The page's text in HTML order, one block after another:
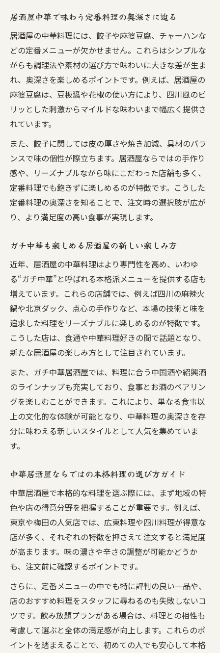
居酒屋で中華料理を楽しむための見極めポ
イント
本場風メニューと居酒屋中華の違いを味わう
居酒屋中華と本場中華の味わい方に違いは
本場風メニューと居酒屋ならではの中華料
理比較
中華居酒屋で本場の味を再現した一品の魅
居酒屋中華のアレンジと本場感の違いに注
中華料理の8大料理を居酒屋スタイルで体験
コスパ重視で選ぶ中華居酒屋の満足体験
コスパ抜群の居酒屋中華で満足度を高める
コスパ重視で選ぶ中華居酒屋のメリットを
紹介
居酒屋中華でお得に本場の味を楽しむ秘訣
リーズナブルに中華料理を満喫できる居酒
屋選び
満足感が高い居酒屋中華の注文ポイントま
とめ
居酒屋中華で味わう定番料理の奥深さに迫る
居酒屋の中華料理には、餃子や麻婆豆腐、チャーハンな
どの定番メニューが欠かせません。これらはシンプルな
がらも調理法や素材の選び方で味わいに大きな差が生ま
れ、奥深さを楽しめるポイントです。例えば、居酒屋の
麻婆豆腐は、豆板醤や花椒の使い方により、四川風のピ
リッとした刺激からマイルドな味わいまで幅広く提供さ
れています。
また、餃子に関しては皮の厚さや焼き加減、具材のバラ
ンスで味の個性が際立ちます。居酒屋ならではの手作り
感や、リーズナブルながら味にこだわった店舗も多く、
定番料理でも飽きずに楽しめるのが特徴です。こうした
定番料理の奥深さを知ることで、注文時の選択肢が広が
り、より満足度の高い食事が実現します。
ガチ中華も楽しめる居酒屋の新しい楽しみ方
近年、居酒屋の中華料理はより専門性を高め、いわゆ
る“ガチ中華”と呼ばれる本格派メニューを提供する店も
増えています。これらの店舗では、例えば四川の麻辣火
鍋や北京ダック、点心の手作りなど、本場の技術と味を
追求した料理をリーズナブルに楽しめるのが特徴です。
こうした店は、食通や中華料理好きの間で話題となり、
新たな居酒屋の楽しみ方として注目されています。
また、ガチ中華居酒屋では、料理に合う中国酒や紹興酒
のラインナップも充実しており、食事とお酒のペアリン
グを楽しむことができます。これにより、単なる食事以
上の文化的な体験が可能となり、中華料理の奥深さを存
分に味わえる新しいスタイルとして人気を集めていま
す。
中華居酒屋ならではの本格料理の選び方ガイド
中華居酒屋で本格的な料理を選ぶ際には、まず地域の特
色や店の得意分野を把握することが重要です。例えば、
東京や梅田の人気店では、広東料理や四川料理が得意な
店が多く、それぞれの特徴を押さえて注文すると満足度
が高まります。味の濃さや辛さの調整が可能かどうか
も、注文前に確認するポイントです。
さらに、定番メニューの中でも特に評判の良い一品や、
店のおすすめ料理をスタッフに尋ねるのも失敗しないコ
ツです。飲み放題プランがある場合は、料理との相性も
考慮して選ぶと全体の満足感が向上します。これらのポ
イントを踏まえることで、初めての人でも安心して本格